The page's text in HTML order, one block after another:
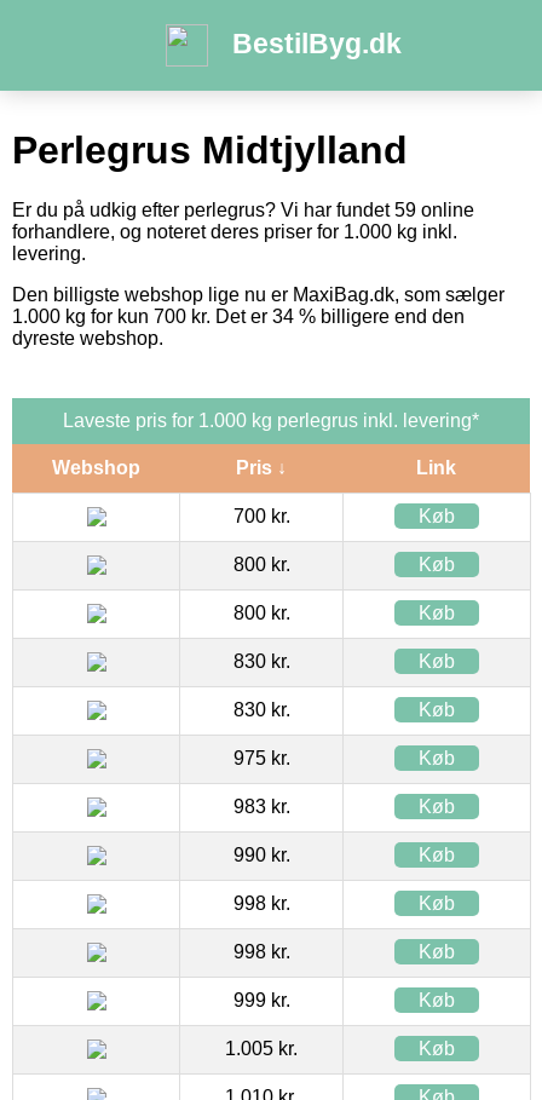
BestilByg.dk
Perlegrus Midtjylland
Er du på udkig efter perlegrus? Vi har fundet 59 online
forhandlere, og noteret deres priser for 1.000 kg inkl.
levering.
Den billigste webshop lige nu er MaxiBag.dk, som sælger
1.000 kg for kun 700 kr. Det er 34 % billigere end den
dyreste webshop.
Laveste pris for 1.000 kg perlegrus inkl. levering*
Webshop Pris ↓ Link
700 kr. Køb
800 kr. Køb
800 kr. Køb
830 kr. Køb
830 kr. Køb
975 kr. Køb
983 kr. Køb
990 kr. Køb
998 kr. Køb
998 kr. Køb
999 kr. Køb
1.005 kr. Køb